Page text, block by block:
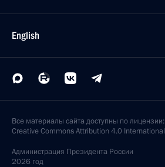
English
Все материалы сайта доступны по лицензии:
Creative Commons Attribution 4.0 International
Администрация Президента России
2026 год